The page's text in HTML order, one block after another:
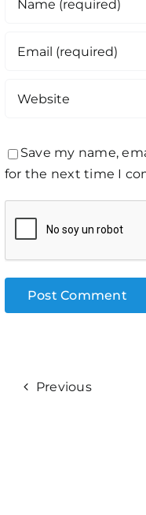
Save my name,
for the next time I
Previous